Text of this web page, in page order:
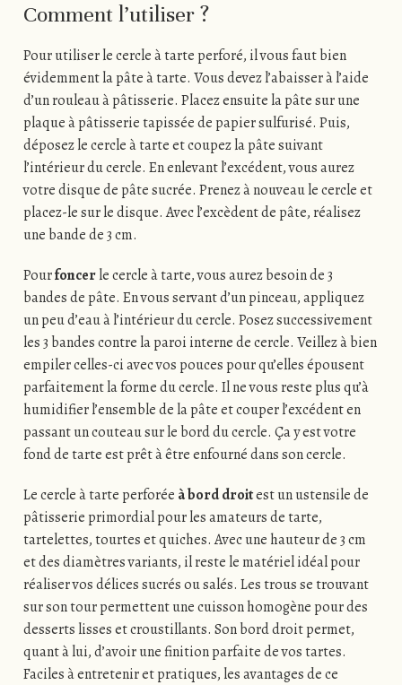
Comment l’utiliser ?
Pour utiliser le cercle à tarte perforé, il vous faut bien
évidemment la pâte à tarte. Vous devez l’abaisser à l’aide
d’un rouleau à pâtisserie. Placez ensuite la pâte sur une
plaque à pâtisserie tapissée de papier sulfurisé. Puis,
déposez le cercle à tarte et coupez la pâte suivant
l’intérieur du cercle. En enlevant l’excédent, vous aurez
votre disque de pâte sucrée. Prenez à nouveau le cercle et
placez-le sur le disque. Avec l’excèdent de pâte, réalisez
une bande de 3 cm.
Pourfoncerle cercle à tarte, vous aurez besoin de 3
bandes de pâte. En vous servant d’un pinceau, appliquez
un peu d’eau à l’intérieur du cercle. Posez successivement
les 3 bandes contre la paroi interne de cercle. Veillez à bien
empiler celles-ci avec vos pouces pour qu’elles épousent
parfaitement la forme du cercle. Il ne vous reste plus qu’à
humidifier l’ensemble de la pâte et couper l’excédent en
passant un couteau sur le bord du cercle. Ça y est votre
fond de tarte est prêt à être enfourné dans son cercle.
Le cercle à tarte perforée à bord droitest un ustensile de
pâtisserie primordial pour les amateurs de tarte,
tartelettes, tourtes et quiches. Avec une hauteur de 3 cm
et des diamètres variants, il reste le matériel idéal pour
réaliser vos délices sucrés ou salés. Les trous se trouvant
sur son tour permettent une cuisson homogène pour des
desserts lisses et croustillants. Son bord droit permet,
quant à lui, d’avoir une finition parfaite de vos tartes.
Faciles à entretenir et pratiques, les avantages de ce